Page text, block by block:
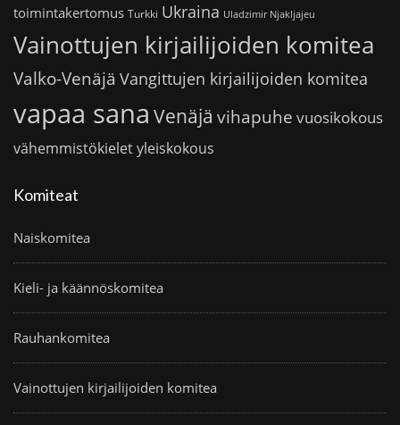
toimintakertomus Turkki Ukraina Uladzimir Njakljajeu
Vainottujen kirjailijoiden komitea
Valko-Venäjä Vangittujen kirjailijoiden komitea
vapaa sana Venäjä vihapuhe vuosikokous
vähemmistökieletyleiskokous
Komiteat
Naiskomitea
Kieli- ja käännöskomitea
Rauhankomitea
Vainottujen kirjailijoiden komitea